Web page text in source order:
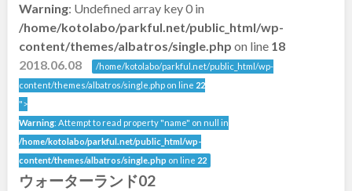
自然が豊か
梅・桜の名所 景色が良い
テニスコート
野球場 紅葉の名所 バーベキュー
カフェ・レストラン サッカー・フットサル
ランニングコース
歴史・文化財 日本庭園
紅葉の美しい公園
さくら名所100公園
屋内遊び場
アスレチックコース
バスケットボール
彫刻・アート 桜・梅の名所
洋式庭園
ドッグラン ローラー滑り台
Pickup
花の名所 プレーパーク 公園グルメ
インクルーシブパーク
屋根付き遊び場
北海道・東北
北海道 青森
秋田
大型遊具
ピックアップ1000公園
自然が豊か
梅・桜の名所
景色が良い
水遊び
テニスコート
野球場
紅葉の名所
カフェ・レストラン
サッカー・フットサル
ランニングコース
動物園・ふれあい
歴史・文化財
Warning: Undefined array key 0 in
/home/kotolabo/parkful.net/public_html/wp-
content/themes/albatros/single.php on line 18
2018.06.08
/home/kotolabo/parkful.net/public_html/wp-
content/themes/albatros/single.php on line 22
">
Warning: Attempt to read property "name" on null in
/home/kotolabo/parkful.net/public_html/wp-
content/themes/albatros/single.php on line 22
ウォーターランド02